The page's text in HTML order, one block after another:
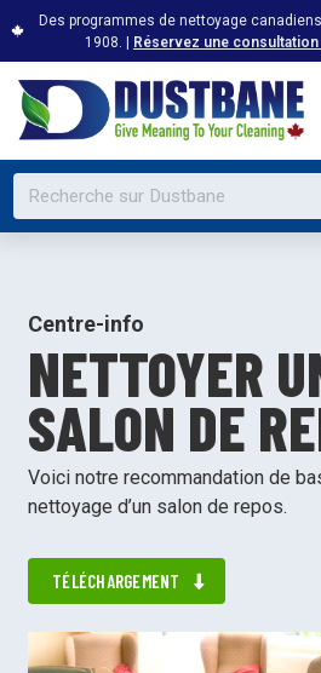
Des programmes de nettoyage
1908. | Réservez une
Centre-info
NETTOYER
SALON DE
Voici notre recommandation de
nettoyage d’un salon de repos.
TÉLÉCHARGEMENT